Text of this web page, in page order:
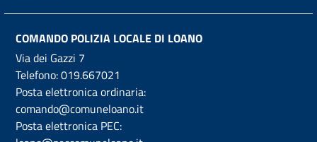
COMANDO POLIZIA LOCALE DI LOANO
Via dei Gazzi 7
Telefono:019.667021
Posta elettronica ordinaria:
comando@comuneloano.it
Posta elettronica PEC: